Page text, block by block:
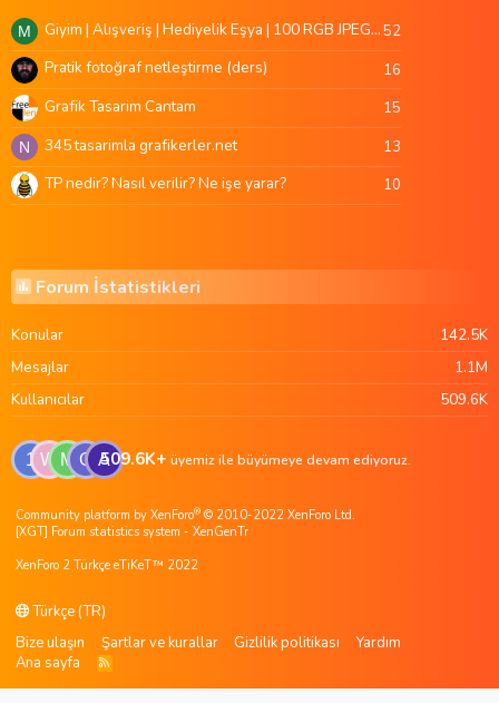
M Giyim | Alışveriş | Hediyelik Eşya | 100 RGB JPEG Images | 5920x4420 Pixels | 501 MB52
Pratik fotoğraf netleştirme (ders) 16
Grafik Tasarim Cantam 15
N 345 tasarimla grafikerler.net 13
TP nedir? Nasıl verilir? Ne işe yarar? 10
Forum İstatistikleri
Konular
142.5K
Mesajlar
1.1M
Kullanıcılar
509.6K
1 W M G A
509.6K+ üyemiz ile büyümeye devam ediyoruz.
Community platform by XenForo® © 2010-2022 XenForo Ltd.
[XGT] Forum statistics system - XenGenTr
XenForo 2 Türkçe eTiKeT™ 2022
Türkçe (TR)
Bize ulaşın
Şartlar ve kurallar Gizlilik politikası
Yardım
Ana sayfa
R
S
S